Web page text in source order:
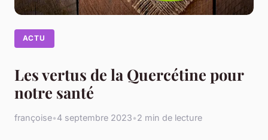
ACTU
Les vertus de la Quercétine pour
notre santé
françoise•4 septembre 2023•2 min de lecture